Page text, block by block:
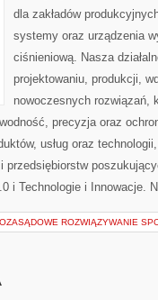
dla zakładów
systemy oraz urządzenia
ciśnieniową. Nasza
projektowaniu, produkcji,
nowoczesnych rozwiązań,
precyzja oraz
usług oraz
przedsiębiorstw
i Technologie i Innowacje.
ROZWIĄZYWANIE